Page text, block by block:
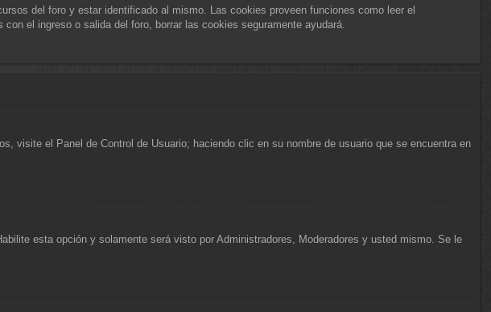
del foro y estar identificado al mismo. Las cookies proveen funciones como leer el
el ingreso o salida del foro, borrar las cookies seguramente ayudará.
visite el Panel de Control de Usuario; haciendo clic en su nombre de usuario que se encuentra en
esta opción y solamente será visto por Administradores, Moderadores y usted mismo. Se le